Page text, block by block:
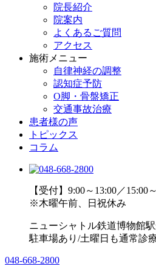
院長紹介
院案内
よくあるご質問
アクセス
施術メニュー
自律神経の調整
認知症予防
O脚・骨盤矯正
交通事故治療
患者様の声
トピックス
コラム
【受付】9:00～13:00／15:00
※木曜午前、日祝休み
ニューシャトル鉄道博物館
駐車場あり/土曜日も通常診
048-668-2800